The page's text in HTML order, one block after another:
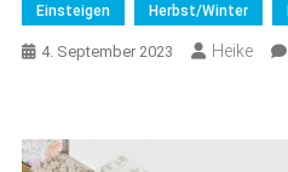
Einsteigen
Herbst/Winter
4. September 2023 Heike